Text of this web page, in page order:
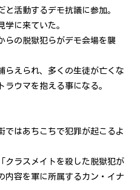
活動するデモ抗議に参加。
学に来ていた。
らの脱獄犯らがデモ会場を襲
らえられ、多くの生徒が亡くな
ラウマを抱える事になる。
ではあちこちで犯罪が起こるよ
クラスメイトを殺した脱獄犯が
内容を軍に所属するカン・イナ